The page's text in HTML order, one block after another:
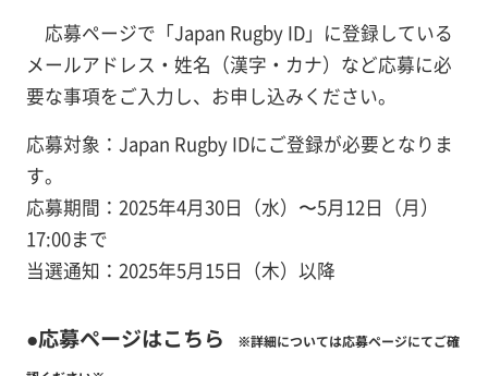
応募ページで「Japan Rugby ID」に登録している
メールアドレス・姓名（漢字・カナ）など応募に必
要な事項をご入力し、お申し込みください。
応募対象：Japan Rugby IDにご登録が必要となりま
す。
応募期間：2025年4月30日（水）〜5月12日（月）
17:00まで
当選通知：2025年5月15日（木）以降
●応募ページはこちら
※詳細については応募ページにてご確